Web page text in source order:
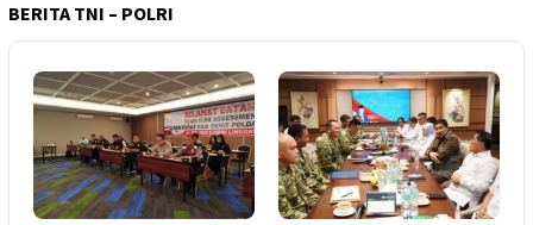
BERITA TNI – POLRI